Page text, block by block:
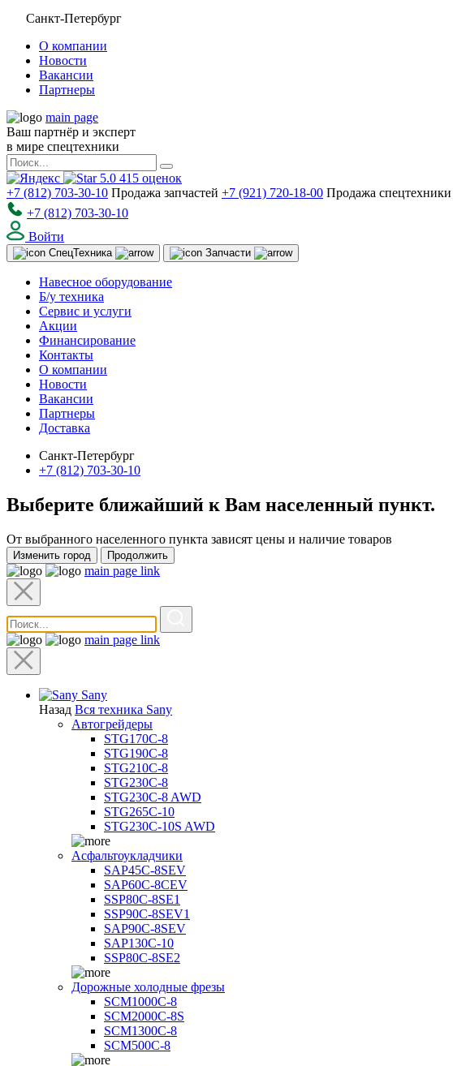
Санкт-Петербург
О компании
Новости
Вакансии
Партнеры
main page
Ваш партнёр и эксперт
в мире спецтехники
5.0 415 оценок
+7 (812) 703-30-10 Продажа запчастей +7 (921) 720-18-00 Продажа спецтехники
+7 (812) 703-30-10
Войти
СпецТехника Запчасти
Навесное оборудование
Б/у техника
Сервис и услуги
Акции
Финансирование
Контакты
О компании
Новости
Вакансии
Партнеры
Доставка
Санкт-Петербург
+7 (812) 703-30-10
Выберите ближайший к Вам населенный пункт.
От выбранного населенного пункта зависят цены и наличие товаров
Изменить город Продолжить
main page link
main page link
Sany
Назад Вся техника Sany
Автогрейдеры
STG170C-8
STG190C-8
STG210C-8
STG230C-8
STG230C-8 AWD
STG265C-10
STG230C-10S AWD
Асфальтоукладчики
SAP45С-8SEV
SAP60C-8CEV
SSP80C-8SE1
SSP90C-8SEV1
SAP90C-8SEV
SAP130C-10
SSP80C-8SE2
Дорожные холодные фрезы
SCM1000C-8
SCM2000C-8S
SCM1300C-8
SCM500C-8